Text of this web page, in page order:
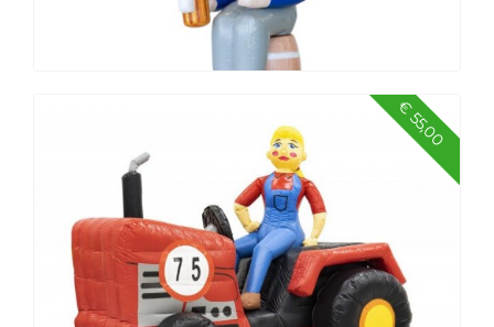
Abraham op vat, 4 meter
€ 55,00